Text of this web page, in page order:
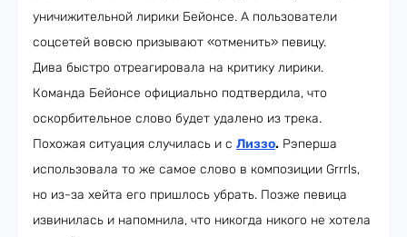
уничижительной лирики Бейонсе. А пользователи
соцсетей вовсю призывают «отменить» певицу.
Дива быстро отреагировала на критику лирики.
Команда Бейонсе официально подтвердила, что
оскорбительное слово будет удалено из трека.
Похожая ситуация случилась и с Лиззо. Рэперша
использовала то же самое слово в композиции Grrrls,
но из-за хейта его пришлось убрать. Позже певица
извинилась и напомнила, что никогда никого не хотела